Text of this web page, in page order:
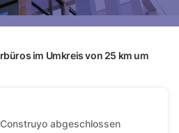
im Umkreis von 25 km um
abgeschlossen